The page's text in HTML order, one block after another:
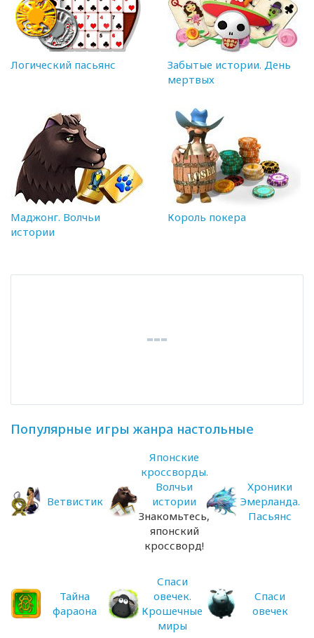
Логический пасьянс
Забытые истории. День
мертвых
Маджонг. Волчьи
истории
Король покера
Популярные игры жанра настольные
Ветвистик
Японские
кроссворды.
Волчьи
истории
Знакомьтесь,
японский
кроссворд!
Хроники
Эмерланда.
Пасьянс
Тайна
фараона
Спаси
овечек.
Крошечные
миры
Спаси
овечек